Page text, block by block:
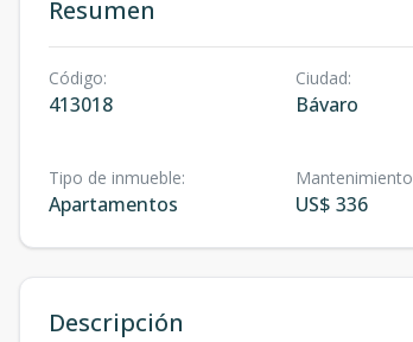
Resumen
Código:
413018
Ciudad:
Bávaro
Tipo de inmueble:
Apartamentos
Mantenimiento
US$ 336
Descripción